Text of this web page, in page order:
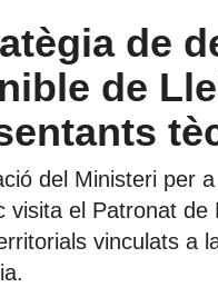
de
de
del Ministeri per
visita el Patronat
vinculats a